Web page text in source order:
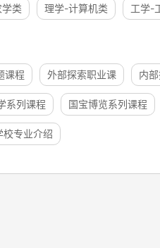
类 理学-计算机类 工学-
课程 外部探索职业课 内
系列课程 国宝博览系列课程
校专业介绍